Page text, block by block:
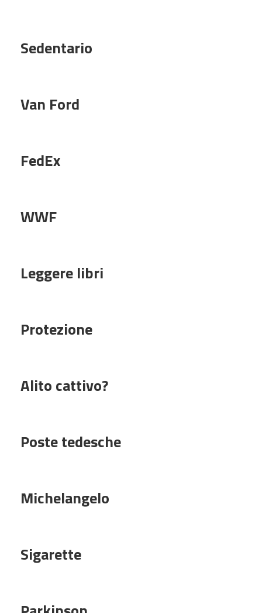
Sedentario
Van Ford
FedEx
WWF
Leggere libri
Protezione
Alito cattivo?
Poste tedesche
Michelangelo
Sigarette